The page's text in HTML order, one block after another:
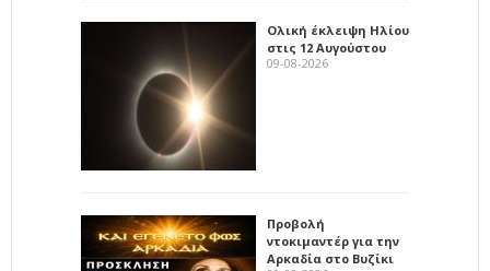
Ολική έκλειψη Ηλίου
στις 12 Αυγούστου
09-08-2026
Προβολή
ντοκιμαντέρ για την
Αρκαδία στο Βυζίκι